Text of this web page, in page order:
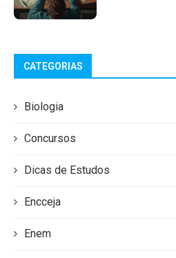
CATEGORIAS
Biologia
Concursos
Dicas de Estudos
Encceja
Enem